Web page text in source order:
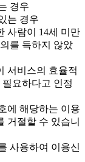
경우
는 경우
사람이 14세 미만
를 득하지 않았
서비스의 효율적
요하다고 인정
에 해당하는 이용
거절할 수 있습니
사용하여 이용신